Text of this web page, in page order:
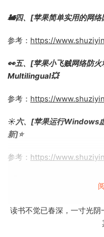
🚂四、[苹果简单实用的网
参考： https://
👀五、[苹果小飞贼网络防
Multilingual💥
参考： https://
☀️六、[苹果运行Windows
新]⭐️
参考： https://
🌈七、[免费纯净版] 卸载清
🚚八、Mac苹果电脑删除插
读书不觉已春深，一寸光